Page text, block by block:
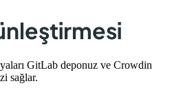
GitLab deponuz ve Crowdin
sağlar.